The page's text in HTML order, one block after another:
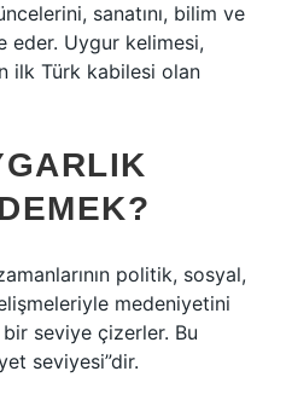
sanatını, bilim ve
eder. Uygur kelimesi,
ilk Türk kabilesi olan
politik, sosyal,
medeniyetini
seviye çizerler. Bu
seviyesi”dir.